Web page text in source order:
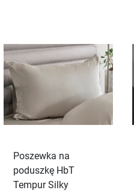
Poszewka na
poduszkę HbT
Tempur Silky